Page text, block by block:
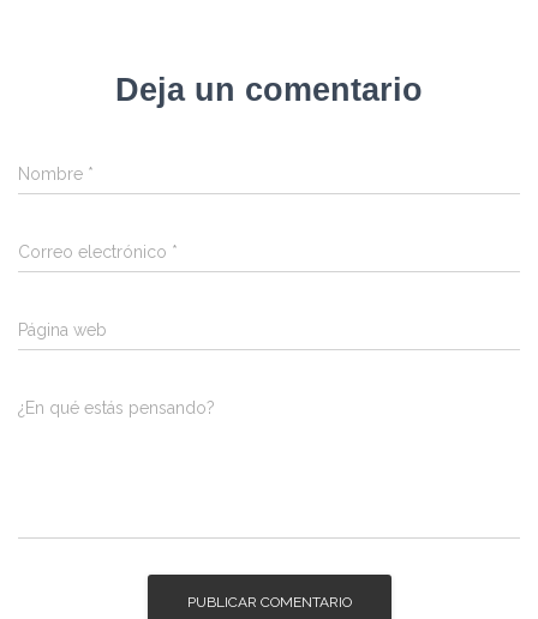
Deja un comentario
Nombre *
Correo electrónico *
Página web
¿En qué estás pensando?